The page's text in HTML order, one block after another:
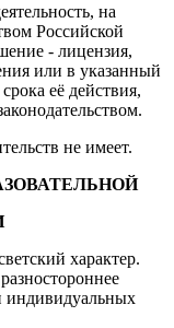
на
Российской
- лицензия,
или в указанный
её действия,
не имеет.
характер.
индивидуальных